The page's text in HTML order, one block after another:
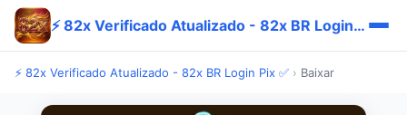
⚡ 82x Verificado Atualizado - 82x BR Login Pix ✅
⚡ 82x Verificado Atualizado - 82x BR Login Pix ✅ › Baixar